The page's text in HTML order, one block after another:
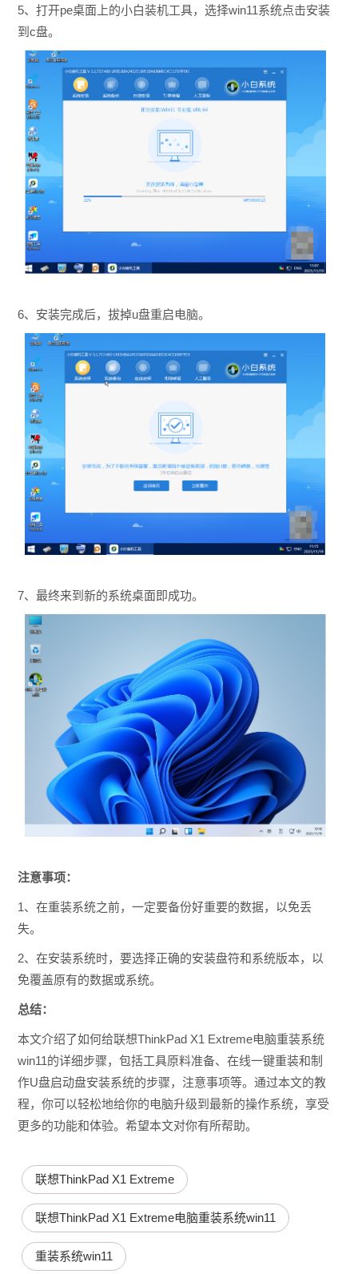
5、打开pe桌面上的小白装机工具，选择win11系统点击安装
到c盘。
6、安装完成后，拔掉u盘重启电脑。
7、最终来到新的系统桌面即成功。
注意事项：
1、在重装系统之前，一定要备份好重要的数据，以免丢
失。
2、在安装系统时，要选择正确的安装盘符和系统版本，以
免覆盖原有的数据或系统。
总结：
本文介绍了如何给联想ThinkPad X1 Extreme电脑重装系统
win11的详细步骤，包括工具原料准备、在线一键重装和制
作U盘启动盘安装系统的步骤，注意事项等。通过本文的教
程，你可以轻松地给你的电脑升级到最新的操作系统，享受
更多的功能和体验。希望本文对你有所帮助。
联想ThinkPad X1 Extreme
联想ThinkPad X1 Extreme电脑重装系统win11
重装系统win11